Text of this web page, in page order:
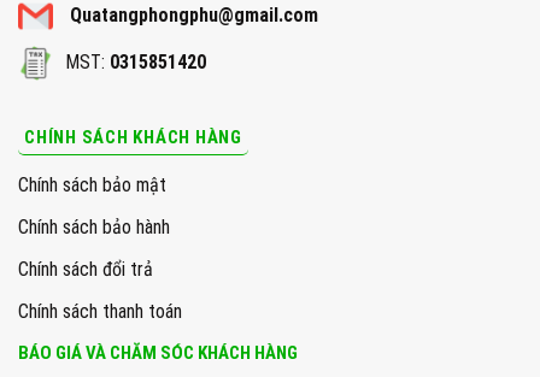
Quatangphongphu@gmail.com
MST: 0315851420
CHÍNH SÁCH KHÁCH HÀNG
Chính sách bảo mật
Chính sách bảo hành
Chính sách đổi trả
Chính sách thanh toán
BÁO GIÁ VÀ CHĂM SÓC KHÁCH HÀNG